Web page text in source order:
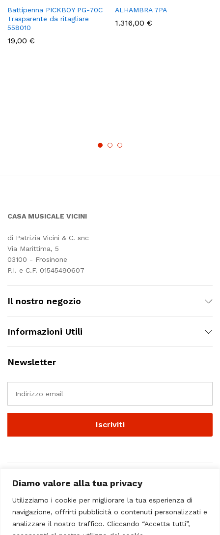
Diamo valore alla tua privacy
Utilizziamo i cookie per migliorare la tua esperienza di
navigazione, offrirti pubblicità o contenuti personalizzati e
analizzare il nostro traffico. Cliccando “Accetta tutti”,
Battipenna PICKBOY PG-70C
Trasparente da ritagliare
558010
19,00 €
ALHAMBRA 7PA
1.316,00 €
CASA MUSICALE VICINI
di Patrizia Vicini & C. snc
Via Marittima, 5
03100 - Frosinone
P.I. e C.F. 01545490607
Il nostro negozio
Informazioni Utili
Newsletter
© 2023 - Casa Musicale Vicini. All Rights Reserved